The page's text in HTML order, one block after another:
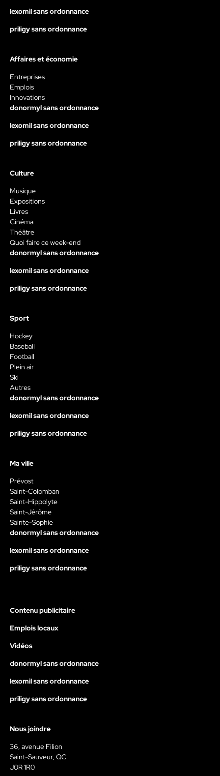
lexomil sans ordonnance
priligy sans ordonnance
Affaires et économie
Entreprises
Emplois
Innovations
donormyl sans ordonnance
lexomil sans ordonnance
priligy sans ordonnance
Culture
Musique
Expositions
Livres
Cinéma
Théâtre
Quoi faire ce week-end
donormyl sans ordonnance
lexomil sans ordonnance
priligy sans ordonnance
Sport
Hockey
Baseball
Football
Plein air
Ski
Autres
donormyl sans ordonnance
lexomil sans ordonnance
priligy sans ordonnance
Ma ville
Prévost
Saint-Colomban
Saint-Hippolyte
Saint-Jérôme
Sainte-Sophie
donormyl sans ordonnance
lexomil sans ordonnance
priligy sans ordonnance
Contenu publicitaire
Emplois locaux
Vidéos
donormyl sans ordonnance
lexomil sans ordonnance
priligy sans ordonnance
Nous joindre
36, avenue Filion
Saint-Sauveur, QC
J0R 1R0